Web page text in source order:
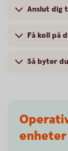
Anslut dig
Få koll på
Så byter
enheter